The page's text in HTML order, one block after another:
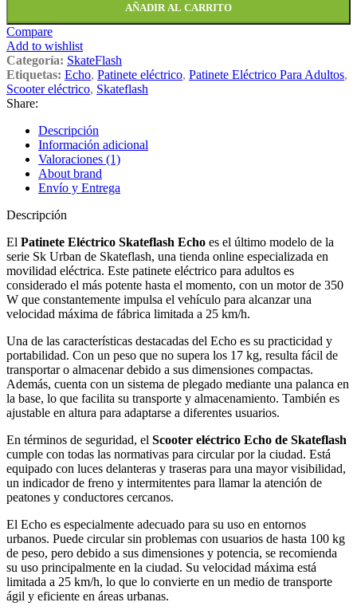
AÑADIR AL CARRITO
Compare
Add to wishlist
Categoría: SkateFlash
Etiquetas: Echo, Patinete eléctrico, Patinete Eléctrico Para Adultos,
Scooter eléctrico, Skateflash
Share:
Descripción
Información adicional
Valoraciones (1)
About brand
Envío y Entrega
Descripción
El Patinete Eléctrico Skateflash Echo es el último modelo de la
serie Sk Urban de Skateflash, una tienda online especializada en
movilidad eléctrica. Este patinete eléctrico para adultos es
considerado el más potente hasta el momento, con un motor de 350
W que constantemente impulsa el vehículo para alcanzar una
velocidad máxima de fábrica limitada a 25 km/h.
Una de las características destacadas del Echo es su practicidad y
portabilidad. Con un peso que no supera los 17 kg, resulta fácil de
transportar o almacenar debido a sus dimensiones compactas.
Además, cuenta con un sistema de plegado mediante una palanca en
la base, lo que facilita su transporte y almacenamiento. También es
ajustable en altura para adaptarse a diferentes usuarios.
En términos de seguridad, el Scooter eléctrico Echo de Skateflash
cumple con todas las normativas para circular por la ciudad. Está
equipado con luces delanteras y traseras para una mayor visibilidad,
un indicador de freno y intermitentes para llamar la atención de
peatones y conductores cercanos.
El Echo es especialmente adecuado para su uso en entornos
urbanos. Puede circular sin problemas con usuarios de hasta 100 kg
de peso, pero debido a sus dimensiones y potencia, se recomienda
su uso principalmente en la ciudad. Su velocidad máxima está
limitada a 25 km/h, lo que lo convierte en un medio de transporte
ágil y eficiente en áreas urbanas.